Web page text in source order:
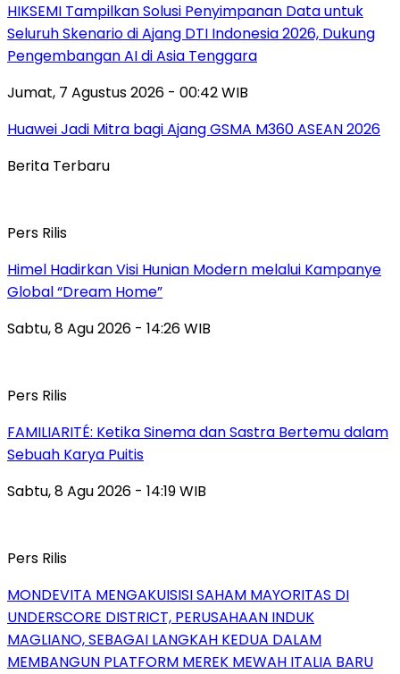
HIKSEMI Tampilkan Solusi Penyimpanan Data untuk
Seluruh Skenario di Ajang DTI Indonesia 2026, Dukung
Pengembangan AI di Asia Tenggara
Jumat, 7 Agustus 2026 - 00:42 WIB
Huawei Jadi Mitra bagi Ajang GSMA M360 ASEAN 2026
Berita Terbaru
Pers Rilis
Himel Hadirkan Visi Hunian Modern melalui Kampanye
Global “Dream Home”
Sabtu, 8 Agu 2026 - 14:26 WIB
Pers Rilis
FAMILIARITÉ: Ketika Sinema dan Sastra Bertemu dalam
Sebuah Karya Puitis
Sabtu, 8 Agu 2026 - 14:19 WIB
Pers Rilis
MONDEVITA MENGAKUISISI SAHAM MAYORITAS DI
UNDERSCORE DISTRICT, PERUSAHAAN INDUK
MAGLIANO, SEBAGAI LANGKAH KEDUA DALAM
MEMBANGUN PLATFORM MEREK MEWAH ITALIA BARU